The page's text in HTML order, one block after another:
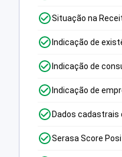
Situação na
Indicação de
Indicação de
Indicação de
Dados
Serasa Score